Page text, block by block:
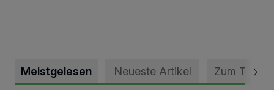
Meistgelesen Neueste Artikel Zum Thema